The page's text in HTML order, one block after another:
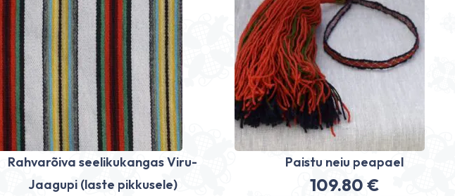
Rahvarõiva seelikukangas Viru-
Jaagupi (laste pikkusele)
Paistu neiu peapael
109.80 €